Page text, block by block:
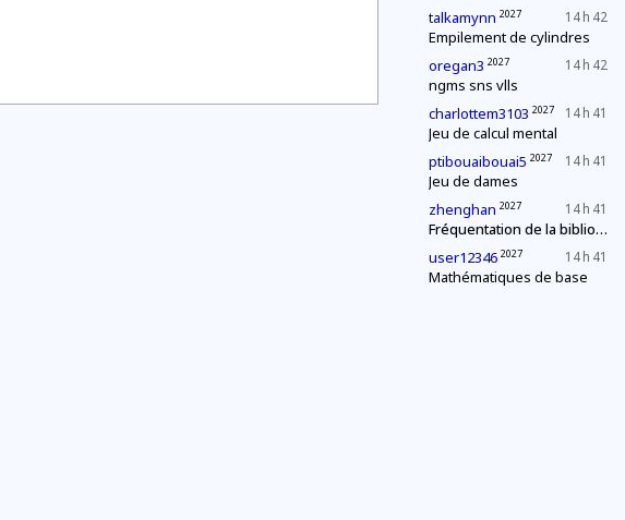
14 h 42
talkamynn 2027
Empilement de cylindres
14 h 42
oregan3 2027
ngms sns vlls
14 h 41
charlottem3103 2027
Jeu de calcul mental
14 h 41
ptibouaibouai5 2027
Jeu de dames
14 h 41
zhenghan 2027
Fréquentation de la bibliothèque
14 h 41
user12346 2027
Mathématiques de base